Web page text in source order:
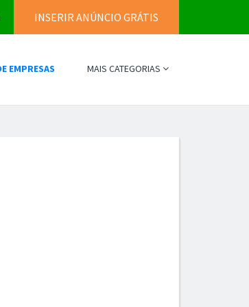
INSERIR ANÚNCIO GRÁTIS
EMPRESAS MAIS CATEGORIAS